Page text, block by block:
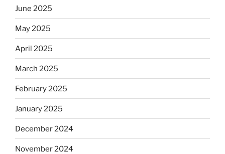
June 2025
May 2025
April 2025
March 2025
February 2025
January 2025
December 2024
November 2024